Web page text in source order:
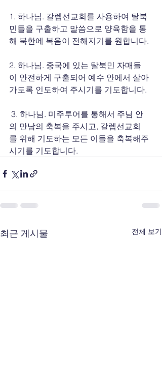
1. 하나님. 갈렙선교회를 사용하여 탈북
민들을 구출하고 말씀으로 양육함을 통
해 북한에 복음이 전해지기를 원합니다.
2. 하나님. 중국에 있는 탈북민 자매들
이 안전하게 구출되어 예수 안에서 살아
가도록 인도하여 주시기를 기도합니다.
3. 하나님. 미주투어를 통해서 주님 안
의 만남의 축복을 주시고, 갈렙선교회
를 위해 기도하는 모든 이들을 축복해주
시기를 기도합니다.
최근 게시물 전체 보기